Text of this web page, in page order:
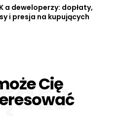
a deweloperzy: dopłaty,
i presja na kupujących
Cię